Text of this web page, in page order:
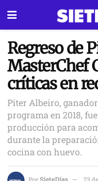
Regreso de
MasterChef
críticas en
Piter Albeiro,
programa en 2018,
producción para
durante la
cocina con huevo.